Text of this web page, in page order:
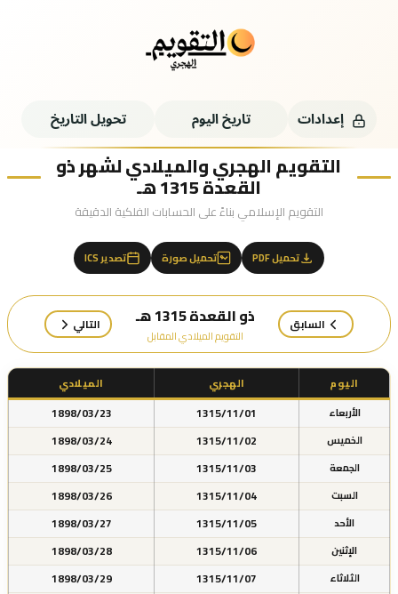
إعدادات تاريخ اليوم تحويل التاريخ
التقويم الهجري والميلادي لشهر ذو
القعدة 1315 هـ
التقويم الإسلامي بناءً على الحسابات الفلكية الدقيقة
تحميل PDF تحميل صورة تصدير ICS
السابق ذو القعدة 1315 هـ
التقويم الميلادي المقابل
التالي
اليوم الهجري
الميلادي
الأربعاء
1315/11/01
1898/03/23
الخميس 1315/11/02
1898/03/24
الجمعة 1315/11/03
1898/03/25
السبت 1315/11/04
1898/03/26
الأحد 1315/11/05
1898/03/27
الإثنين 1315/11/06
1898/03/28
الثلاثاء 1315/11/07
1898/03/29